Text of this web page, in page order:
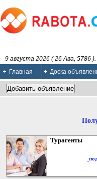
9 августа 2026 ( 26 Ава, 5786 ).
Главная
Доска
Турагенты